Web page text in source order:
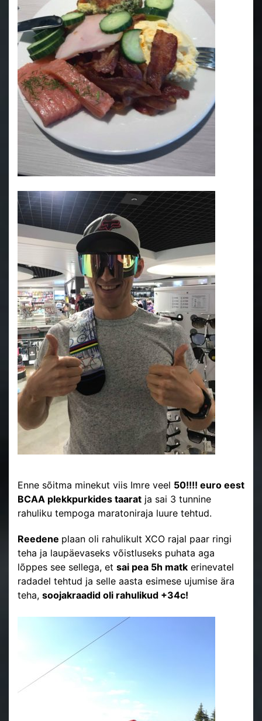
Enne sõitma minekut viis Imre veel 50!!!! euro eest
BCAA plekkpurkides taarat ja sai 3 tunnine
rahuliku tempoga maratoniraja luure tehtud.
Reedene plaan oli rahulikult XCO rajal paar ringi
teha ja laupäevaseks võistluseks puhata aga
lõppes see sellega, et sai pea 5h matk erinevatel
radadel tehtud ja selle aasta esimese ujumise ära
teha, soojakraadid oli rahulikud +34c!